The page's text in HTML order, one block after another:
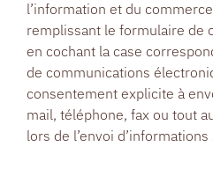
l’information et du
remplissant le formulaire de
en cochant la case
de communications
consentement explicite à
mail, téléphone, fax ou tout
lors de l’envoi